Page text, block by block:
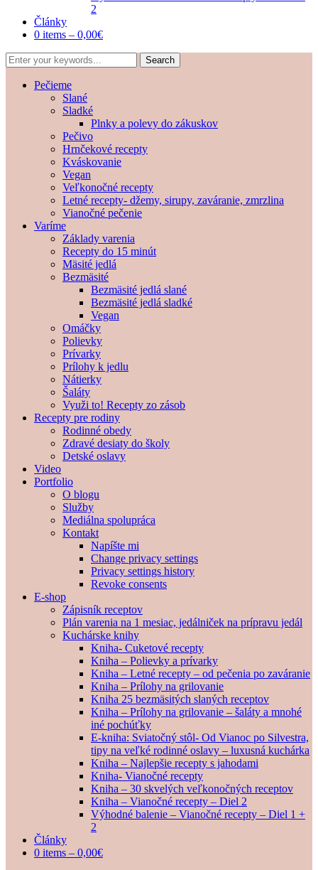
2
Články
0 items – 0,00€
Pečieme
Slané
Sladké
Plnky a polevy do zákuskov
Pečivo
Hrnčekové recepty
Kváskovanie
Vegan
Veľkonočné recepty
Letné recepty- džemy, sirupy, zaváranie, zmrzlina
Vianočné pečenie
Varíme
Základy varenia
Recepty do 15 minút
Mäsité jedlá
Bezmäsité
Bezmäsité jedlá slané
Bezmäsité jedlá sladké
Vegan
Omáčky
Polievky
Prívarky
Prílohy k jedlu
Nátierky
Šaláty
Využi to! Recepty zo zásob
Recepty pre rodiny
Rodinné obedy
Zdravé desiaty do školy
Detské oslavy
Video
Portfolio
O blogu
Služby
Mediálna spolupráca
Kontakt
Napíšte mi
Change privacy settings
Privacy settings history
Revoke consents
E-shop
Zápisník receptov
Plán varenia na 1 mesiac, jedálniček na prípravu jedál
Kuchárske knihy
Kniha- Cuketové recepty
Kniha – Polievky a prívarky
Kniha – Letné recepty – od pečenia po zaváranie
Kniha – Prílohy na grilovanie
Kniha 25 bezmäsitých slaných receptov
Kniha – Prílohy na grilovanie – šaláty a mnohé
iné pochúťky
E-kniha: Sviatočný stôl- Od Vianoc po Silvestra,
tipy na veľké rodinné oslavy – luxusná kuchárka
Kniha – Najlepšie recepty s jahodami
Kniha- Vianočné recepty
Kniha – 30 skvelých veľkonočných receptov
Kniha – Vianočné recepty – Diel 2
Výhodné balenie – Vianočné recepty – Diel 1 +
2
Články
0 items – 0,00€